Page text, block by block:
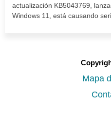
actualización KB5043769,
Windows 11, está causando
Mapa